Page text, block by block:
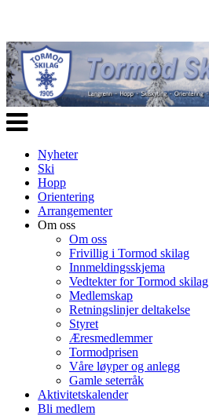
Veksle
navigasjon
Nyheter
Ski
Hopp
Orientering
Arrangementer
Om oss
Om oss
Frivillig i Tormod skilag
Innmeldingsskjema
Vedtekter for Tormod skilag
Medlemskap
Retningslinjer deltakelse
Styret
Æresmedlemmer
Tormodprisen
Våre løyper og anlegg
Gamle seterråk
Aktivitetskalender
Bli medlem